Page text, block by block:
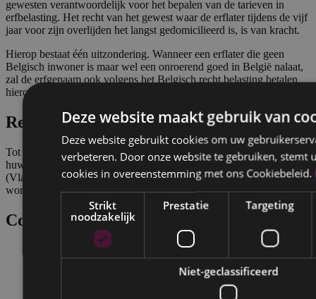
gewesten verantwoordelijk voor het bepalen van de tarieven in
erfbelasting. Het recht van het gewest waar de erflater tijdens de vijf
jaar voor zijn overlijden het langst gedomicilieerd is, is van kracht.
Hierop bestaat één uitzondering. Wanneer een erflater die geen
Belgisch inwoner is maar wel een onroerend goed in België nalaat,
zal de erfgenaam ook volgens het Belgisch recht belasting betalen
hierop.
Rechtskeuze
Tot slot is het mogelijk voor de erflater om in zijn testament (en
huwelijkscontract) een rechtskeuze te maken voor het Belgisch
(Vlaams) of Spaans recht. Het huwelijksvermogensrecht en erfrecht
worden best door hetzelfde land beheerd.
Conclusie
Erflater in Spanje
Erfgenaam in
Spanje
Deze website maakt gebruik van
Deze website gebruikt cookies om uw
verbeteren. Door onze website te gebruiken, stemt
cookies in overeenstemming met ons Cookiebeleid.
Strikt
noodzakelijk
Prestatie Targeting
Niet-geclassificeerd